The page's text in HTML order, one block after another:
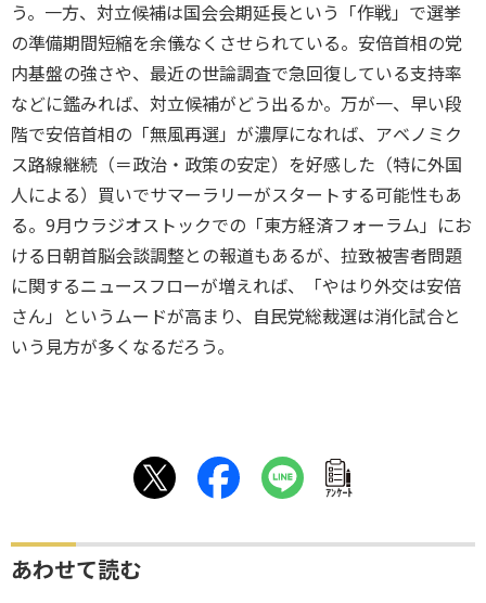
う。一方、対立候補は国会会期延長という「作戦」で選挙
の準備期間短縮を余儀なくさせられている。安倍首相の党
内基盤の強さや、最近の世論調査で急回復している支持率
などに鑑みれば、対立候補がどう出るか。万が一、早い段
階で安倍首相の「無風再選」が濃厚になれば、アベノミク
ス路線継続（＝政治・政策の安定）を好感した（特に外国
人による）買いでサマーラリーがスタートする可能性もあ
る。9月ウラジオストックでの「東方経済フォーラム」にお
ける日朝首脳会談調整との報道もあるが、拉致被害者問題
に関するニュースフローが増えれば、「やはり外交は安倍
さん」というムードが高まり、自民党総裁選は消化試合と
いう見方が多くなるだろう。
ｱﾝｹｰﾄ
あわせて読む